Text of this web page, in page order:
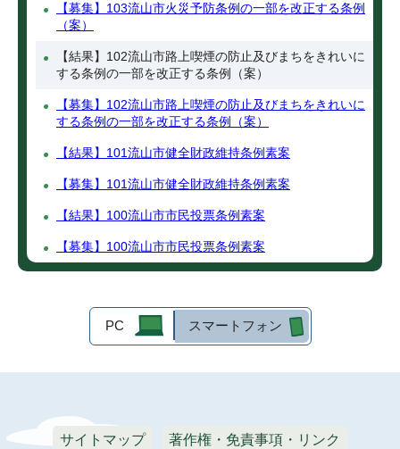
【募集】103流山市火災予防条例の一部を改正する条例
（案）
【結果】102流山市路上喫煙の防止及びまちをきれいに
する条例の一部を改正する条例（案）
【募集】102流山市路上喫煙の防止及びまちをきれいに
する条例の一部を改正する条例（案）
【結果】101流山市健全財政維持条例素案
【募集】101流山市健全財政維持条例素案
【結果】100流山市市民投票条例素案
【募集】100流山市市民投票条例素案
PC スマートフォン
サイトマップ 著作権・免責事項・リンク